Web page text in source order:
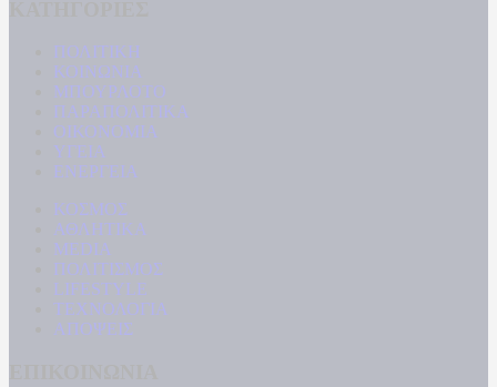
ΠΟΛΙΤΙΚΗ
ΚΟΙΝΩΝΙΑ
ΜΠΟΥΡΛΟΤΟ
ΠΑΡΑΠΟΛΙΤΙΚΑ
ΟΙΚΟΝΟΜΙΑ
ΥΓΕΙΑ
ΕΝΕΡΓΕΙΑ
ΚΟΣΜΟΣ
ΑΘΛΗΤΙΚΑ
MEDIA
ΠΟΛΙΤΙΣΜΟΣ
LIFESTYLE
ΤΕΧΝΟΛΟΓΙΑ
ΑΠΟΨΕΙΣ